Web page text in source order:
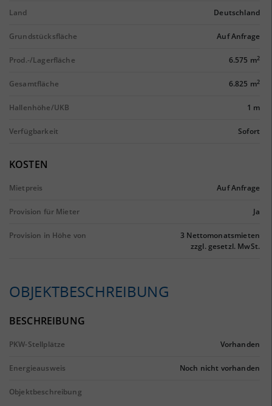
Land Deutschland
Grundstücksfläche Auf Anfrage
Prod.-/Lagerfläche 6.575 m2
Gesamtfläche 6.825 m2
Hallenhöhe/UKB 1 m
Verfügbarkeit Sofort
KOSTEN
Mietpreis Auf Anfrage
Provision für Mieter Ja
Provision in Höhe von
3 Nettomonatsmieten
zzgl. gesetzl. MwSt.
OBJEKTBESCHREIBUNG
BESCHREIBUNG
PKW-Stellplätze Vorhanden
Energieausweis Noch nicht vorhanden
Objektbeschreibung